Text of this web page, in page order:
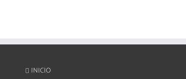
INICIO